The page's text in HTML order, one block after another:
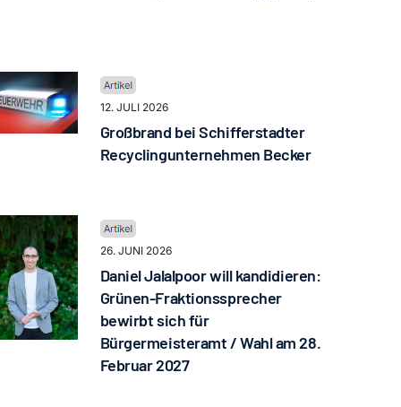
12. JULI 2026
Großbrand bei Schifferstadter
Recyclingunternehmen Becker
26. JUNI 2026
Daniel Jalalpoor will kandidieren:
Grünen-Fraktionssprecher
bewirbt sich für
Bürgermeisteramt / Wahl am 28.
Februar 2027